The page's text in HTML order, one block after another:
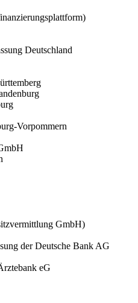
Deutschland
Vorpommern
GmbH)
der Deutsche Bank AG
eG